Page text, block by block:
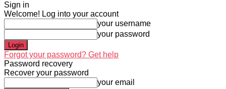
Sign in
Welcome! Log into your account
your username
your password
Forgot your password? Get help
Password recovery
Recover your password
your email